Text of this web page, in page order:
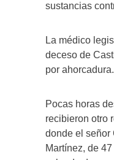
sustancias
La médico
deceso de
por ahorcadura.
Pocas horas
recibieron otro
donde el señor
Martínez, de